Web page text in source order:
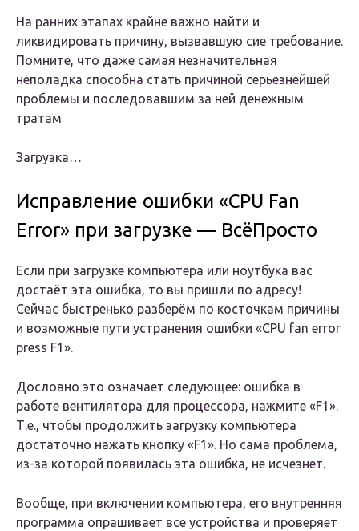
На ранних этапах крайне важно найти и
ликвидировать причину, вызвавшую сие требование.
Помните, что даже самая незначительная
неполадка способна стать причиной серьезнейшей
проблемы и последовавшим за ней денежным
тратам
Загрузка…
Исправление ошибки «CPU Fan
Error» при загрузке — ВсёПросто
Если при загрузке компьютера или ноутбука вас
достаёт эта ошибка, то вы пришли по адресу!
Сейчас быстренько разберём по косточкам причины
и возможные пути устранения ошибки «CPU fan error
press F1».
Дословно это означает следующее: ошибка в
работе вентилятора для процессора, нажмите «F1».
Т.е., чтобы продолжить загрузку компьютера
достаточно нажать кнопку «F1». Но сама проблема,
из-за которой появилась эта ошибка, не исчезнет.
Вообще, при включении компьютера, его внутренняя
программа опрашивает все устройства и проверяет